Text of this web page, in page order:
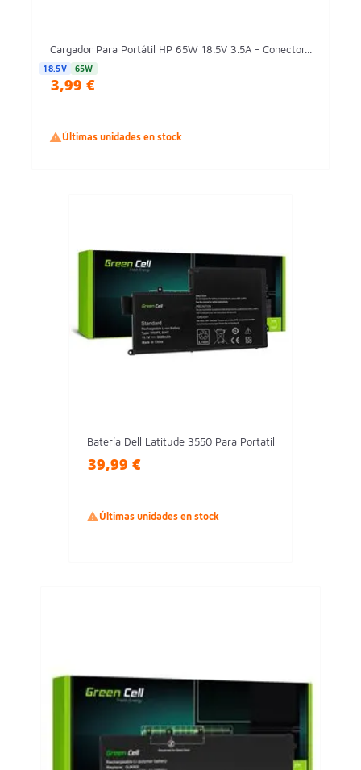
Cargador Para Portátil HP 65W 18.5V 3.5A - Conector...
18.5V 65W
3,99 €
Últimas unidades en stock
Batería Dell Latitude 3550 Para Portatil
39,99 €
Últimas unidades en stock